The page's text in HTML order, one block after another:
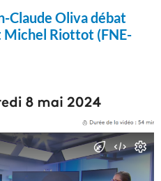
Claude Oliva débat
Riottot (FNE-